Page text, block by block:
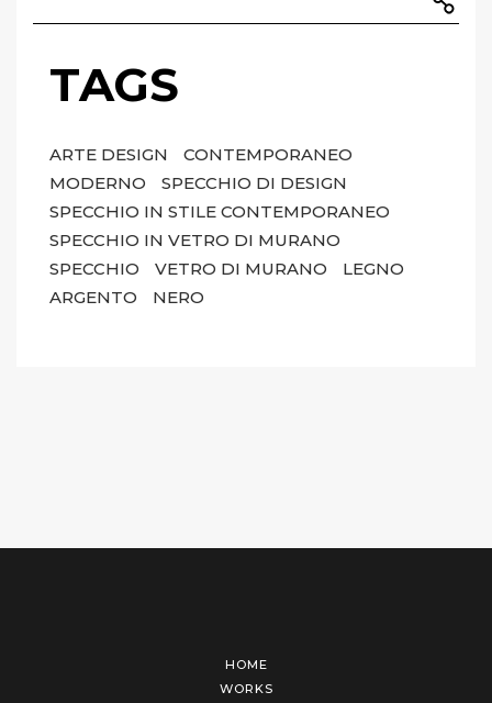
TAGS
ARTE DESIGN
CONTEMPORANEO
MODERNO
SPECCHIO DI DESIGN
SPECCHIO IN STILE CONTEMPORANEO
SPECCHIO IN VETRO DI MURANO
SPECCHIO
VETRO DI MURANO
LEGNO
ARGENTO
NERO
HOME
WORKS